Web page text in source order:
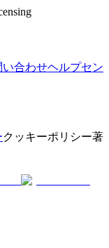
い合わせヘルプセン
クッキーポリシー著